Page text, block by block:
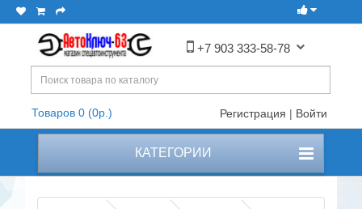
+7 903 333-58-78
Товаров 0 (0р.) Регистрация | Войти
КАТЕГОРИИ